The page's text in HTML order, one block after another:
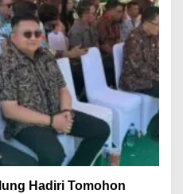
Hadiri Tomohon